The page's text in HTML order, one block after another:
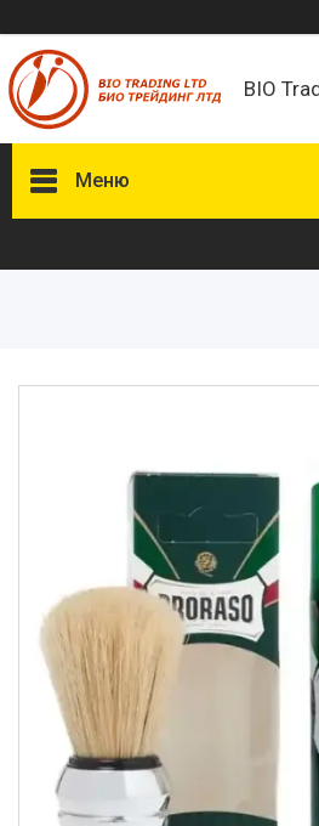
BIO
Меню
Аксесуари з натуральної шкіри
(пітон, крокодил)
Екіпірування для полювання
риболовлі
Засоби приглушення
радіосигналу
Товари з Польщі
Побутова хімія з Європи
Меблеві тканини
Аксесуари для мобільних
телефонів